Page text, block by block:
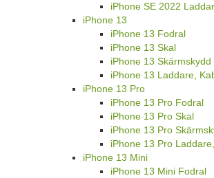
iPhone SE 2022
iPhone 13
iPhone 13 Fodral
iPhone 13 Skal
iPhone 13
iPhone 13 Laddare,
iPhone 13 Pro
iPhone 13 Pro Fodral
iPhone 13 Pro Skal
iPhone 13 Pro
iPhone 13 Pro
iPhone 13 Mini
iPhone 13 Mini Fodral